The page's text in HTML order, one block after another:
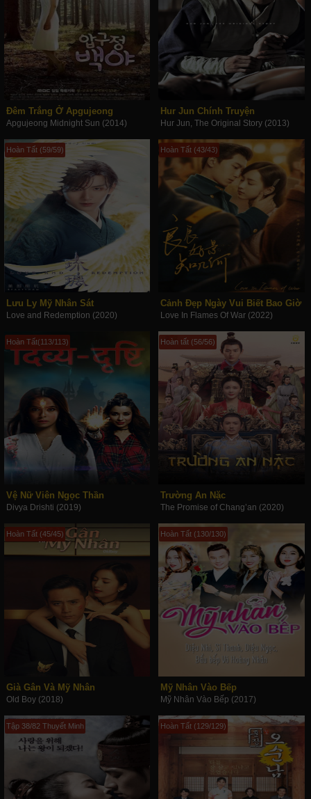
Đêm Trắng Ở Apgujeong
Apgujeong Midnight Sun (2014)
Hur Jun Chính Truyện
Hur Jun, The Original Story (2013)
Hoàn Tất (59/59)
Lưu Ly Mỹ Nhân Sát
Love and Redemption (2020)
Hoàn Tất (43/43)
Cảnh Đẹp Ngày Vui Biết Bao Giờ
Love In Flames Of War (2022)
Hoàn Tất(113/113)
Vệ Nữ Viên Ngọc Thần
Divya Drishti (2019)
Hoàn tất (56/56)
Trường An Nặc
The Promise of Chang’an (2020)
Hoàn Tất (45/45)
Già Gân Và Mỹ Nhân
Old Boy (2018)
Hoàn Tất (130/130)
Mỹ Nhân Vào Bếp
Mỹ Nhân Vào Bếp (2017)
Tập 38/82 Thuyết Minh Hoàn Tất (129/129)